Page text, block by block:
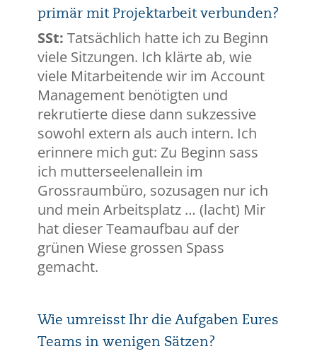
primär mit Projektarbeit verbunden?
SSt: Tatsächlich hatte ich zu Beginn
viele Sitzungen. Ich klärte ab, wie
viele Mitarbeitende wir im Account
Management benötigten und
rekrutierte diese dann sukzessive
sowohl extern als auch intern. Ich
erinnere mich gut: Zu Beginn sass
ich mutterseelenallein im
Grossraumbüro, sozusagen nur ich
und mein Arbeitsplatz … (lacht) Mir
hat dieser Teamaufbau auf der
grünen Wiese grossen Spass
gemacht.
Wie umreisst Ihr die Aufgaben Eures
Teams in wenigen Sätzen?